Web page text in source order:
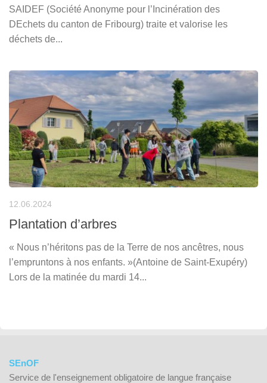
SAIDEF (Société Anonyme pour l’Incinération des
DEchets du canton de Fribourg) traite et valorise les
déchets de...
12.06.2024
Plantation d’arbres
« Nous n’héritons pas de la Terre de nos ancêtres, nous
l’empruntons à nos enfants. »(Antoine de Saint-Exupéry)
Lors de la matinée du mardi 14...
SEnOF
Service de l'enseignement obligatoire de langue française